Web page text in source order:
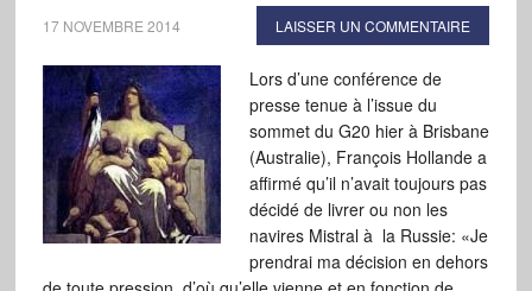
17 NOVEMBRE 2014 LAISSER UN COMMENTAIRE
Lors d’une conférence de
presse tenue à l’issue du
sommet du G20 hier à Brisbane
(Australie), François Hollande a
affirmé qu’il n’avait toujours pas
décidé de livrer ou non les
navires Mistral à la Russie: «Je
prendrai ma décision en dehors